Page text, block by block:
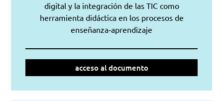
digital y la integración de las TIC como
herramienta didáctica en los procesos de
enseñanza‐aprendizaje
acceso al documento